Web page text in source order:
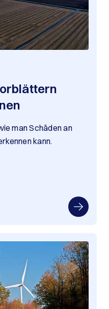
man Schäden an
kann.